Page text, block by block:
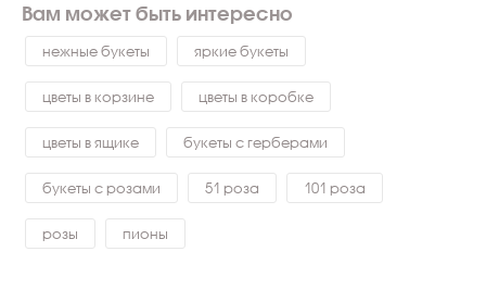
Вам может быть интересно
нежные букеты яркие букеты
цветы в корзине цветы в коробке
цветы в ящике букеты с герберами
букеты с розами 51 роза 101 роза
розы пионы